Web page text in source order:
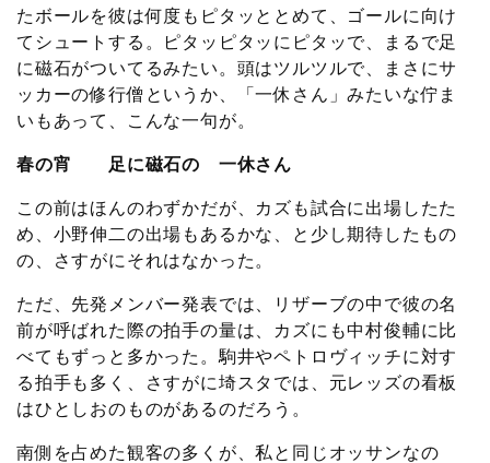
たボールを彼は何度もピタッととめて、ゴールに向け
てシュートする。ピタッピタッにピタッで、まるで足
に磁石がついてるみたい。頭はツルツルで、まさにサ
ッカーの修行僧というか、「一休さん」みたいな佇ま
いもあって、こんな一句が。
春の宵 足に磁石の 一休さん
この前はほんのわずかだが、カズも試合に出場したた
め、小野伸二の出場もあるかな、と少し期待したもの
の、さすがにそれはなかった。
ただ、先発メンバー発表では、リザーブの中で彼の名
前が呼ばれた際の拍手の量は、カズにも中村俊輔に比
べてもずっと多かった。駒井やペトロヴィッチに対す
る拍手も多く、さすがに埼スタでは、元レッズの看板
はひとしおのものがあるのだろう。
南側を占めた観客の多くが、私と同じオッサンなの